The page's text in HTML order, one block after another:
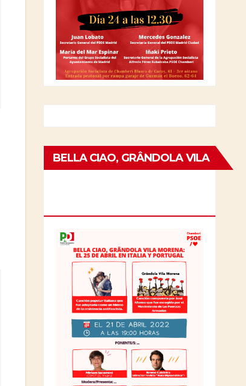
BELLA CIAO, GRÂNDOLA VILA